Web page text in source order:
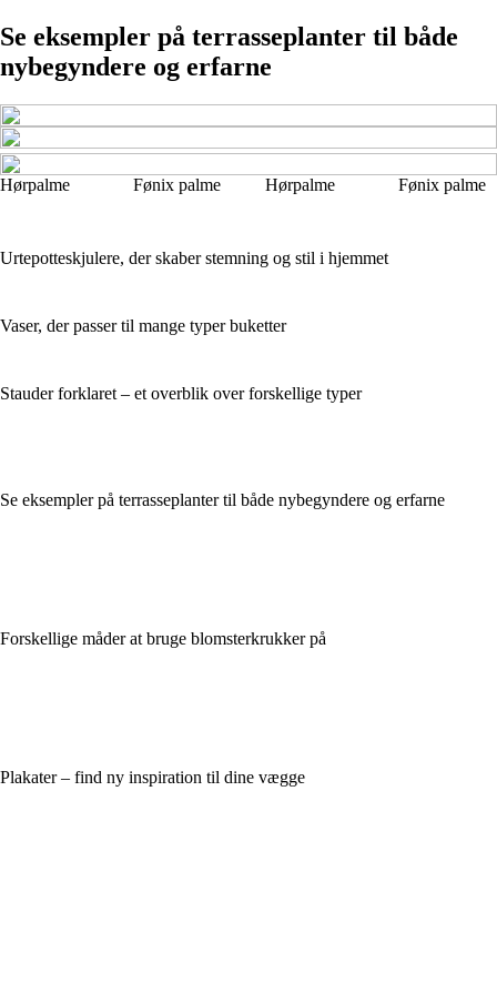
Se eksempler på terrasseplanter til både
nybegyndere og erfarne
Hørpalme Fønix palme Hørpalme Fønix palme
Urtepotteskjulere, der skaber stemning og stil i hjemmet
Vaser, der passer til mange typer buketter
Stauder forklaret – et overblik over forskellige typer
Se eksempler på terrasseplanter til både nybegyndere og erfarne
Forskellige måder at bruge blomsterkrukker på
Plakater – find ny inspiration til dine vægge